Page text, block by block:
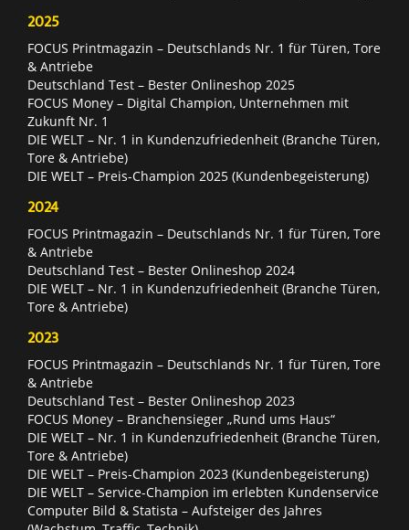
2025
FOCUS Printmagazin – Deutschlands Nr. 1 für Türen, Tore
& Antriebe
Deutschland Test – Bester Onlineshop 2025
FOCUS Money – Digital Champion, Unternehmen mit
Zukunft Nr. 1
DIE WELT – Nr. 1 in Kundenzufriedenheit (Branche Türen,
Tore & Antriebe)
DIE WELT – Preis-Champion 2025 (Kundenbegeisterung)
2024
FOCUS Printmagazin – Deutschlands Nr. 1 für Türen, Tore
& Antriebe
Deutschland Test – Bester Onlineshop 2024
DIE WELT – Nr. 1 in Kundenzufriedenheit (Branche Türen,
Tore & Antriebe)
2023
FOCUS Printmagazin – Deutschlands Nr. 1 für Türen, Tore
& Antriebe
Deutschland Test – Bester Onlineshop 2023
FOCUS Money – Branchensieger „Rund ums Haus“
DIE WELT – Nr. 1 in Kundenzufriedenheit (Branche Türen,
Tore & Antriebe)
DIE WELT – Preis-Champion 2023 (Kundenbegeisterung)
DIE WELT – Service-Champion im erlebten Kundenservice
Computer Bild & Statista – Aufsteiger des Jahres